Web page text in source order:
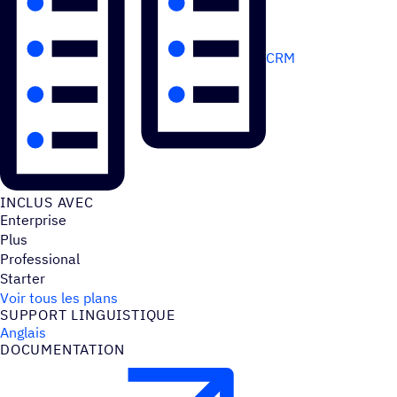
CRM
INCLUS AVEC
Enterprise
Plus
Professional
Starter
Voir tous les plans
SUPPORT LINGUIS­TIQUE
Anglais
DOCU­MEN­TA­TION